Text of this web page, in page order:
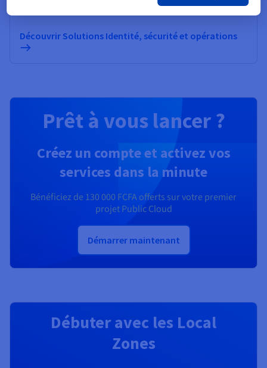
Découvrir Solutions Identité, sécurité et opérations
Prêt à vous lancer ?
Créez un compte et activez vos
services dans la minute
Bénéficiez de 130 000 FCFAofferts sur votre premier
projet Public Cloud
Démarrer maintenant
Débuter avec les Local
Zones